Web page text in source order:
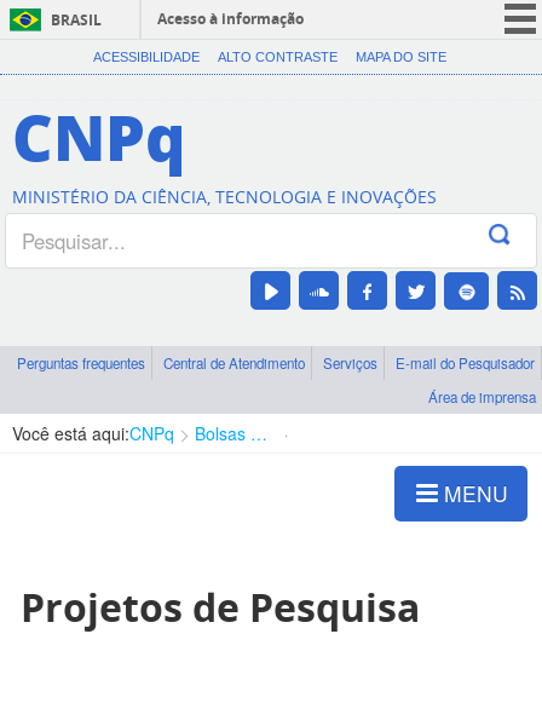
BRASIL
Acesso à informação
CORONAVÍRUS (COVID-19)
Canais
ACESSIBILIDADE ALTO CONTRASTE MAPA DO SITE
CNPq
MINISTÉRIO DA CIÊNCIA, TECNOLOGIA E INOVAÇÕES
Perguntas frequentes Central de Atendimento Serviços
E-mail do Pesquisador
Área de imprensa
Você está aqui:CNPq Bolsas e Auxílios Vigentes
MENU
Projetos de Pesquisa